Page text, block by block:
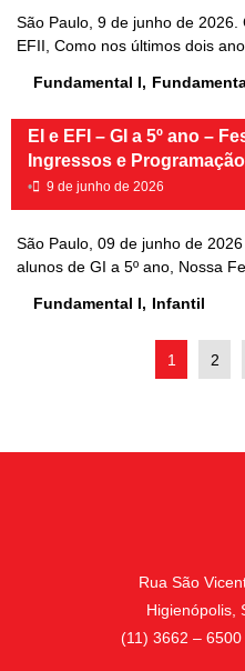
São Paulo, 9 de junho de
EFII, Como nos últimos dois
Fundamental I,
EI e EFI – GI a 5º ano –
Ingressos e Programação
• 9 de junho de 2026
São Paulo, 09 de junho de
alunos de GI a 5º ano, Nossa
Fundamental I, Infantil
1 2
Rua São
Higienópolis,
(11) 3662 –